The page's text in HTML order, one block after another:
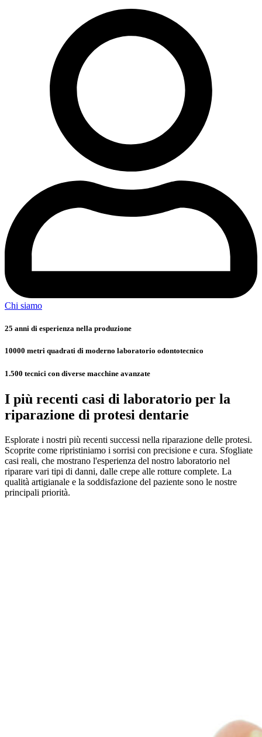
Chi siamo
25 anni di esperienza nella produzione
10000 metri quadrati di moderno laboratorio odontotecnico
1.500 tecnici con diverse macchine avanzate
I più recenti casi di laboratorio per la
riparazione di protesi dentarie
Esplorate i nostri più recenti successi nella riparazione delle protesi.
Scoprite come ripristiniamo i sorrisi con precisione e cura. Sfogliate
casi reali, che mostrano l'esperienza del nostro laboratorio nel
riparare vari tipi di danni, dalle crepe alle rotture complete. La
qualità artigianale e la soddisfazione del paziente sono le nostre
principali priorità.